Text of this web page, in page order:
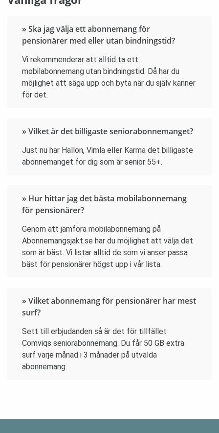
» Ska jag välja ett abonnemang för
pensionärer med eller utan bindningstid?
Vi rekommenderar att alltid ta ett
mobilabonnemang utan bindningstid. Då har du
möjlighet att säga upp och byta när du själv känner
för det.
» Vilket är det billigaste seniorabonnemanget?
Just nu har Hallon, Vimla eller Karma det billigaste
abonnemanget för dig som är senior 55+.
» Hur hittar jag det bästa mobilabonnemang
för pensionärer?
Genom att jämföra mobilabonnemang på
Abonnemangsjakt.se har du möjlighet att välja det
som är bäst. Vi listar alltid de som vi anser passa
bäst för pensionärer högst upp i vår lista.
» Vilket abonnemang för pensionärer har mest
surf?
Sett till erbjudanden så är det för tillfället
Comviqs seniorabonnemang. Du får 50 GB extra
surf varje månad i 3 månader på utvalda
abonnemang.